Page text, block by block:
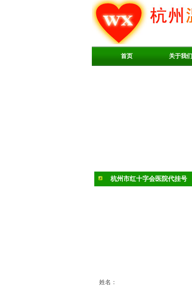
首页 关于我们
杭州市红十字会医院代挂号
姓名：